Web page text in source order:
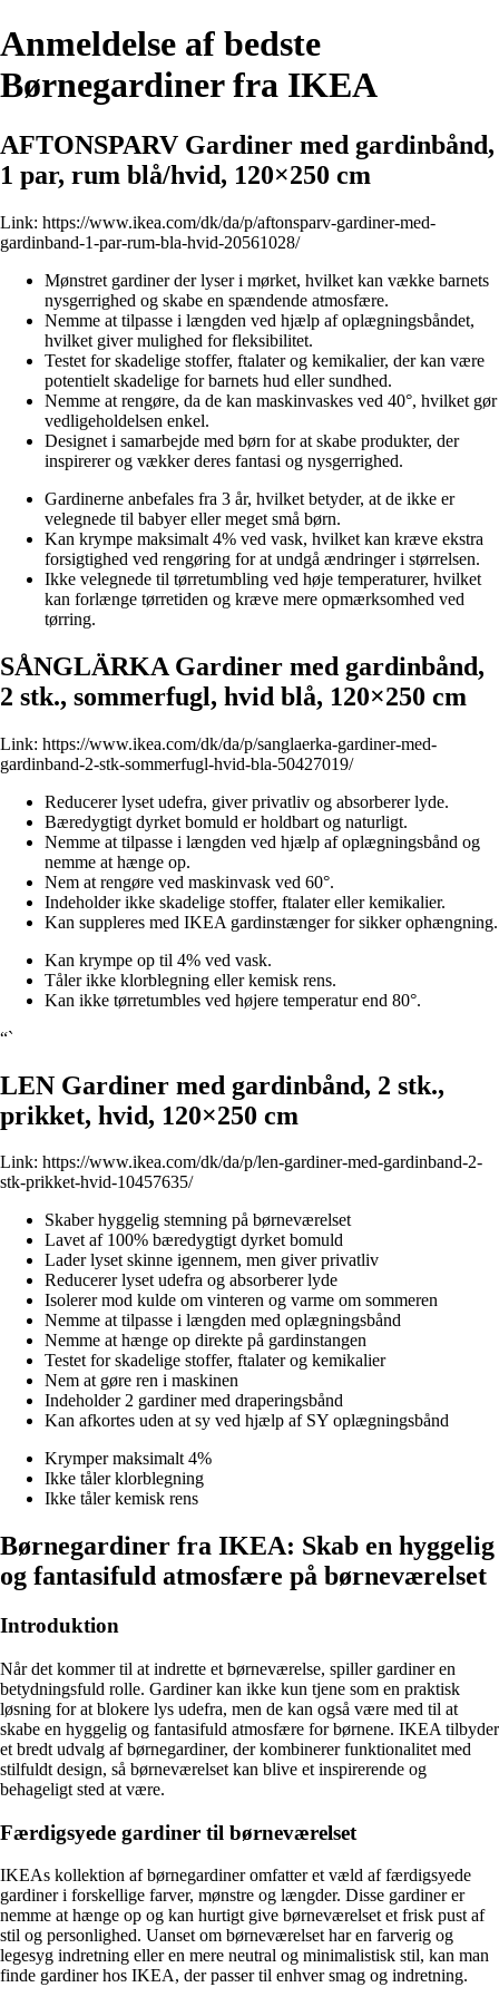
Anmeldelse af bedste
Børnegardiner fra IKEA
AFTONSPARV Gardiner med gardinbånd,
1 par, rum blå/hvid, 120×250 cm
Link: https://www.ikea.com/dk/da/p/aftonsparv-gardiner-med-
gardinband-1-par-rum-bla-hvid-20561028/
Mønstret gardiner der lyser i mørket, hvilket kan vække barnets
nysgerrighed og skabe en spændende atmosfære.
Nemme at tilpasse i længden ved hjælp af oplægningsbåndet,
hvilket giver mulighed for fleksibilitet.
Testet for skadelige stoffer, ftalater og kemikalier, der kan være
potentielt skadelige for barnets hud eller sundhed.
Nemme at rengøre, da de kan maskinvaskes ved 40°, hvilket gør
vedligeholdelsen enkel.
Designet i samarbejde med børn for at skabe produkter, der
inspirerer og vækker deres fantasi og nysgerrighed.
Gardinerne anbefales fra 3 år, hvilket betyder, at de ikke er
velegnede til babyer eller meget små børn.
Kan krympe maksimalt 4% ved vask, hvilket kan kræve ekstra
forsigtighed ved rengøring for at undgå ændringer i størrelsen.
Ikke velegnede til tørretumbling ved høje temperaturer, hvilket
kan forlænge tørretiden og kræve mere opmærksomhed ved
tørring.
SÅNGLÄRKA Gardiner med gardinbånd,
2 stk., sommerfugl, hvid blå, 120×250 cm
Link: https://www.ikea.com/dk/da/p/sanglaerka-gardiner-med-
gardinband-2-stk-sommerfugl-hvid-bla-50427019/
Reducerer lyset udefra, giver privatliv og absorberer lyde.
Bæredygtigt dyrket bomuld er holdbart og naturligt.
Nemme at tilpasse i længden ved hjælp af oplægningsbånd og
nemme at hænge op.
Nem at rengøre ved maskinvask ved 60°.
Indeholder ikke skadelige stoffer, ftalater eller kemikalier.
Kan suppleres med IKEA gardinstænger for sikker ophængning.
Kan krympe op til 4% ved vask.
Tåler ikke klorblegning eller kemisk rens.
Kan ikke tørretumbles ved højere temperatur end 80°.
“`
LEN Gardiner med gardinbånd, 2 stk.,
prikket, hvid, 120×250 cm
Link: https://www.ikea.com/dk/da/p/len-gardiner-med-gardinband-2-
stk-prikket-hvid-10457635/
Skaber hyggelig stemning på børneværelset
Lavet af 100% bæredygtigt dyrket bomuld
Lader lyset skinne igennem, men giver privatliv
Reducerer lyset udefra og absorberer lyde
Isolerer mod kulde om vinteren og varme om sommeren
Nemme at tilpasse i længden med oplægningsbånd
Nemme at hænge op direkte på gardinstangen
Testet for skadelige stoffer, ftalater og kemikalier
Nem at gøre ren i maskinen
Indeholder 2 gardiner med draperingsbånd
Kan afkortes uden at sy ved hjælp af SY oplægningsbånd
Krymper maksimalt 4%
Ikke tåler klorblegning
Ikke tåler kemisk rens
Børnegardiner fra IKEA: Skab en hyggelig
og fantasifuld atmosfære på børneværelset
Introduktion
Når det kommer til at indrette et børneværelse, spiller gardiner en
betydningsfuld rolle. Gardiner kan ikke kun tjene som en praktisk
løsning for at blokere lys udefra, men de kan også være med til at
skabe en hyggelig og fantasifuld atmosfære for børnene. IKEA tilbyder
et bredt udvalg af børnegardiner, der kombinerer funktionalitet med
stilfuldt design, så børneværelset kan blive et inspirerende og
behageligt sted at være.
Færdigsyede gardiner til børneværelset
IKEAs kollektion af børnegardiner omfatter et væld af færdigsyede
gardiner i forskellige farver, mønstre og længder. Disse gardiner er
nemme at hænge op og kan hurtigt give børneværelset et frisk pust af
stil og personlighed. Uanset om børneværelset har en farverig og
legesyg indretning eller en mere neutral og minimalistisk stil, kan man
finde gardiner hos IKEA, der passer til enhver smag og indretning.